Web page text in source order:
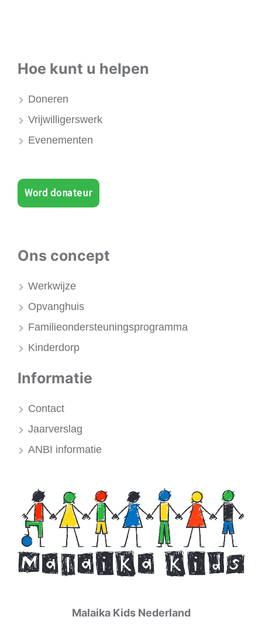
Hoe kunt u helpen
Doneren
Vrijwilligerswerk
Evenementen
Word donateur
Ons concept
Werkwijze
Opvanghuis
Familieondersteuningsprogramma
Kinderdorp
Informatie
Contact
Jaarverslag
ANBI informatie
Malaika Kids Nederland